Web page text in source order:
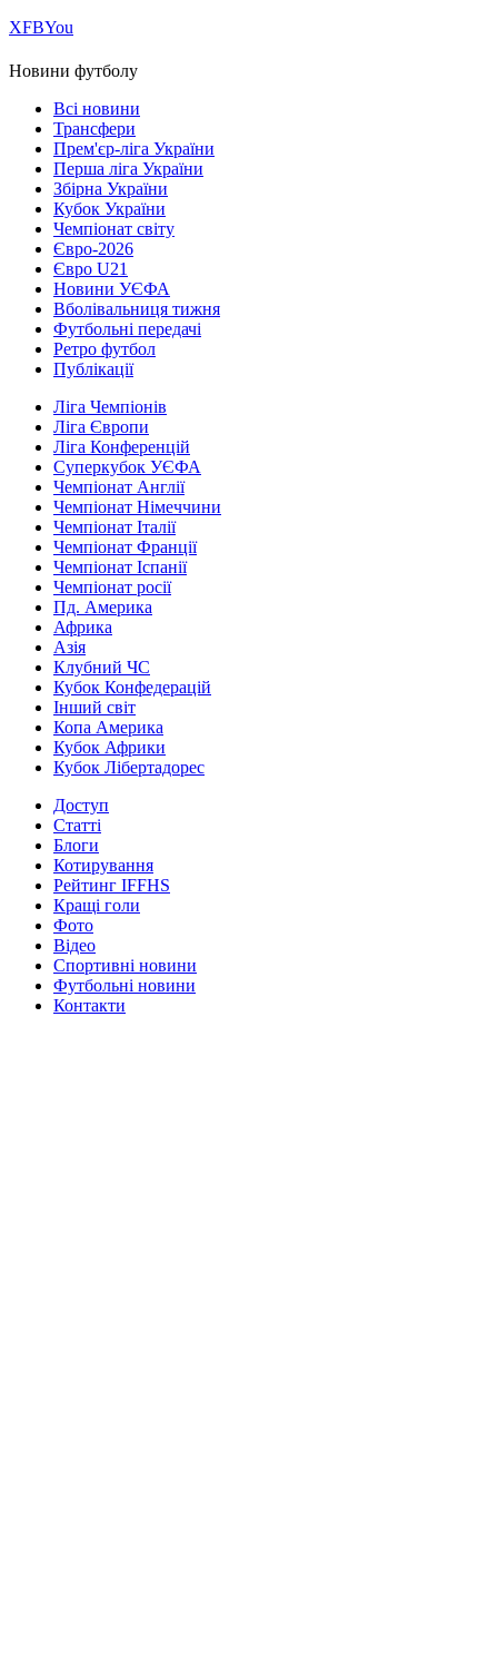
ХFBYou
Новини футболу
Всі новини
Трансфери
Прем'єр-ліга України
Перша ліга України
Збірна України
Кубок України
Чемпіонат світу
Євро-2026
Євро U21
Новини УЄФА
Вболівальниця тижня
Футбольні передачі
Ретро футбол
Публікації
Ліга Чемпіонів
Ліга Європи
Ліга Конференцій
Суперкубок УЄФА
Чемпіонат Англії
Чемпіонат Німеччини
Чемпіонат Італії
Чемпіонат Франції
Чемпіонат Іспанії
Чемпіонат росії
Пд. Америка
Африка
Азія
Клубний ЧС
Кубок Конфедерацій
Інший світ
Копа Америка
Кубок Африки
Кубок Лібертадорес
Доступ
Статті
Блоги
Котирування
Рейтинг IFFHS
Кращі голи
Фото
Відео
Спортивні новини
Футбольні новини
Контакти